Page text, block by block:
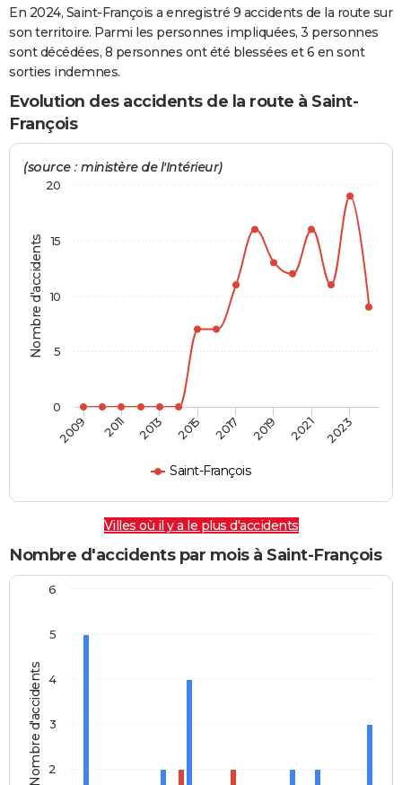
Destinations
City break
Voyage nature
Voyage de noces
Forum
Climat
+
GUIDES D'ACHAT
BONS PLANS
CARTE DE VOEUX
Carte de Noël
Carte Bonne année
Carte Saint-Valentin
Carte Pâques
Carte d'anniversaire
DICTIONNAIRE
COPAINS D'AVANT
S'inscrire
Se connecter
Lycées
Collèges
Primaires
Universités
Entreprises
Service militaire
Avis de recherche
AVIS DE DÉCÈS
FORUM
Bricolage
Lifestyle
Culture
Sport
Auto
Television
Voyage
Cinema
En 2024, Saint-François a enregistré 9 accidents de la route sur
son territoire. Parmi les personnes impliquées, 3 personnes
sont décédées, 8 personnes ont été blessées et 6 en sont
sorties indemnes.
Evolution des accidents de la route à Saint-
François
Nombre d'accidents
(source : ministère de l'Intérieur)
Saint-François
2009 2011 2013 2015 2017 2019 2021 2023
0
5
10
15
20
Villes où il y a le plus d'accidents
Nombre d'accidents par mois à Saint-François
Nombre d'accidents 2
3
4
5
6